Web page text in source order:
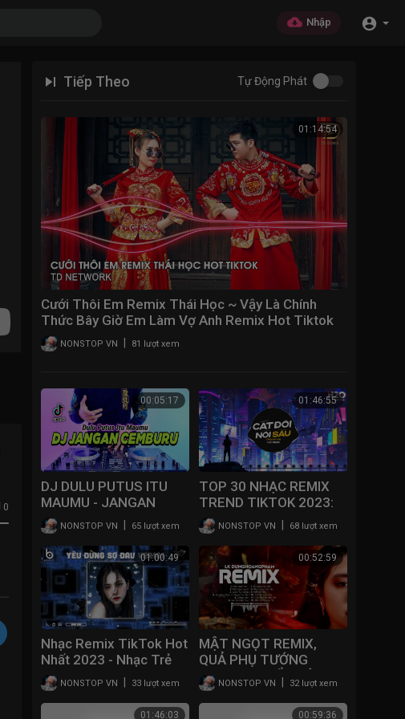
Nhập
Tiếp Theo Tự Động Phát
01:14:54
Cưới Thôi Em Remix Thái Học ~ Vậy Là Chính
Thức Bây Giờ Em Làm Vợ Anh Remix Hot Tiktok
2023NONSTOP VN 81 lượt xem
00:05:17
DJ DULU PUTUS ITU
MAUMU - JANGAN
CEMBURU REMIX FULL
BASS VIRAL TIKTOK
TERBARU 2023
NONSTOP VN 65 lượt xem
01:46:55
TOP 30 NHẠC REMIX
TREND TIKTOK 2023:
Cắt Đôi Nỗi Sầu, Không
Bằng, Lệ Lưu Ly, Body
Shaming, Gió
NONSTOP VN 68 lượt xem
01:00:49
Nhạc Remix TikTok Hot
Nhất 2023 - Nhạc Trẻ
Remix Hay 2023 - Nhạc
Hot TikTok Hiện Nay
NONSTOP VN 33 lượt xem
00:52:59
MẬT NGỌT REMIX,
QUẢ PHỤ TƯỚNG
REMIX | TUYỂN TẬP
NHẠC REMIX HOT
TIKTOK CỦA
NONSTOP VN 32 lượt xem
01:46:03 00:59:36
0